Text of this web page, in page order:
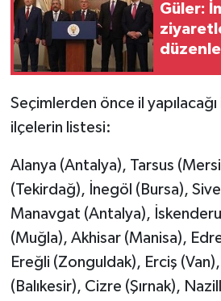
Güler:
Seçimlerden önce il
ilçelerin listesi:
Alanya (Antalya), Tarsus
(Tekirdağ), İnegöl (Bursa),
Manavgat (Antalya),
(Muğla), Akhisar (Manisa),
Ereğli (Zonguldak), Erciş (Van),
(Balıkesir), Cizre (Şırnak),